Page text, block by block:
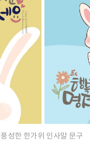
풍성한 한가위 인사말 문구